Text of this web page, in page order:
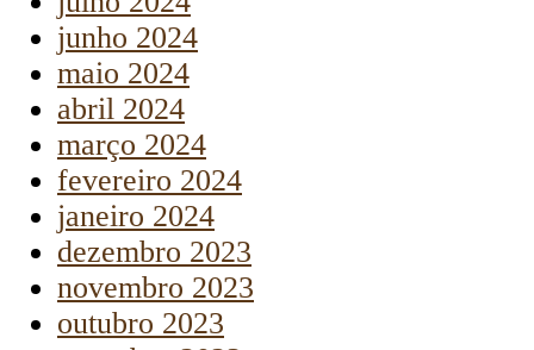
junho 2024
maio 2024
abril 2024
março 2024
fevereiro 2024
janeiro 2024
dezembro 2023
novembro 2023
outubro 2023